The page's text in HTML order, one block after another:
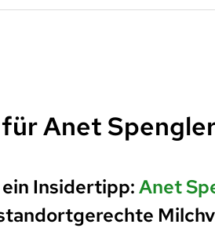
Anet
ein Insidertipp:Anet